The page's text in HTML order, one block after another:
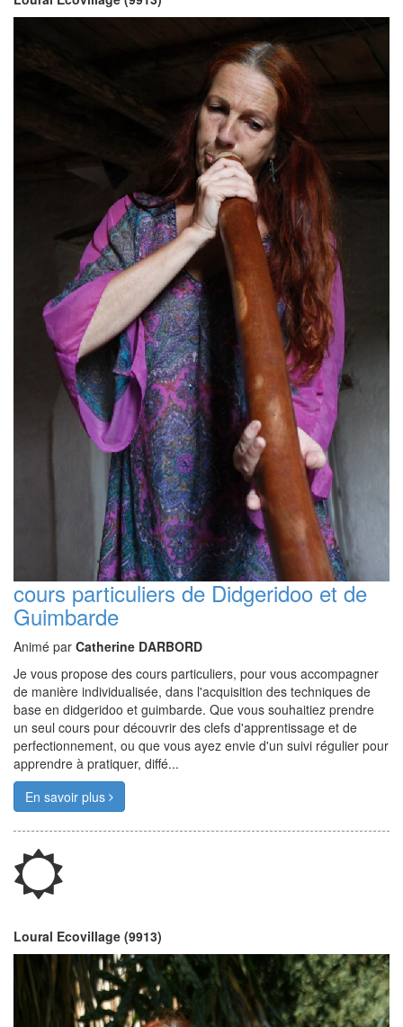
cours particuliers de Didgeridoo et de
Guimbarde
Animé par Catherine DARBORD
Je vous propose des cours particuliers, pour vous accompagner
de manière individualisée, dans l'acquisition des techniques de
base en didgeridoo et guimbarde. Que vous souhaitiez prendre
un seul cours pour découvrir des clefs d'apprentissage et de
perfectionnement, ou que vous ayez envie d'un suivi régulier pour
apprendre à pratiquer, diffé...
En savoir plus
Loural Ecovillage (9913)